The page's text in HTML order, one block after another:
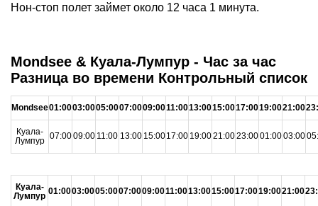
Нон-стоп полет займет около 12 часа 1 минута.
Mondsee & Куала-Лумпур - Час за час
Разница во времени Контрольный список
Mondsee01:0003:0005:0007:0009:0011:0013:0015:0017:0019:0021:00
Куала-
Лумпур 07:0009:00 11:00 13:00 15:0017:00 19:0021:0023:0001:0003:00
Куала-
Лумпур 01:0003:0005:0007:0009:0011:0013:0015:0017:0019:0021:00